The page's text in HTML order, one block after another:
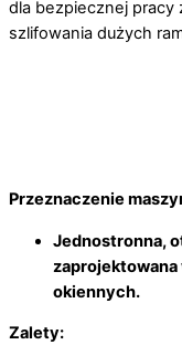
dla bezpiecznej pracy
szlifowania dużych
Przeznaczenie
Jednostronna,
okiennych.
Zalety: